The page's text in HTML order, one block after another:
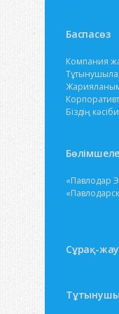
Баспасөз
Компания
Біздің
«Павлодар
Сұрақ-